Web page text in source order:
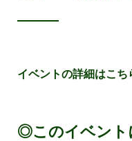
イベントの詳細はこ
◎このイベント